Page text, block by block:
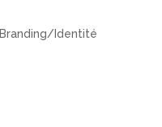
Branding/Identité